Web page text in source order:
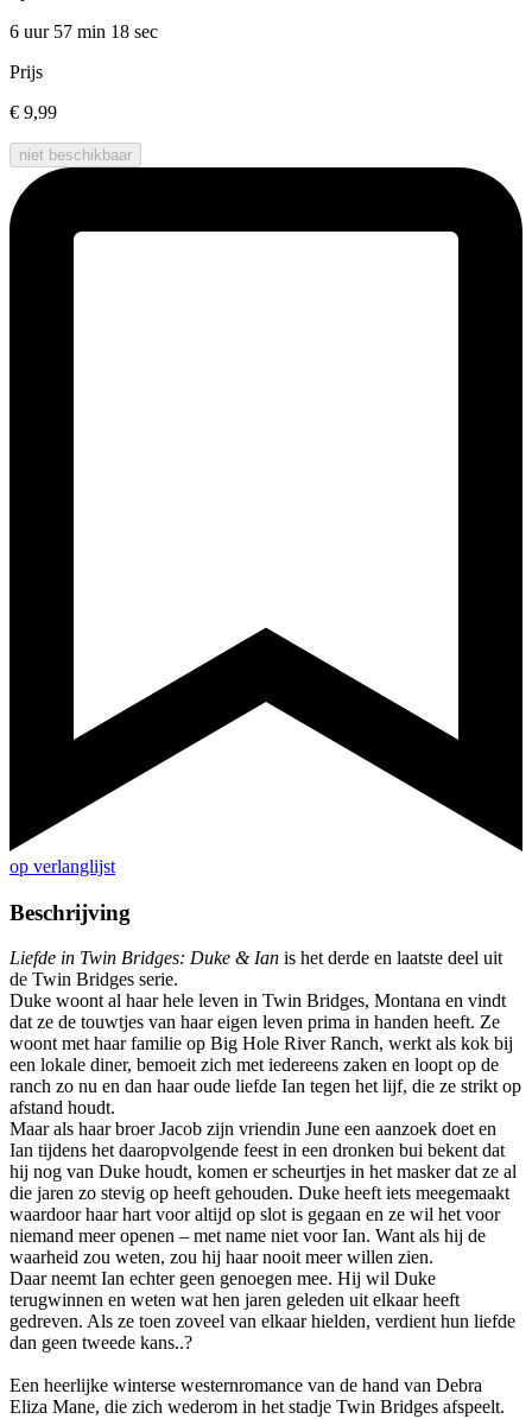
6 uur 57 min 18 sec
Prijs
€ 9,99
niet beschikbaar
op verlanglijst
Beschrijving
Liefde in Twin Bridges: Duke & Ian is het derde en laatste deel uit
de Twin Bridges serie.
Duke woont al haar hele leven in Twin Bridges, Montana en vindt
dat ze de touwtjes van haar eigen leven prima in handen heeft. Ze
woont met haar familie op Big Hole River Ranch, werkt als kok bij
een lokale diner, bemoeit zich met iedereens zaken en loopt op de
ranch zo nu en dan haar oude liefde Ian tegen het lijf, die ze strikt op
afstand houdt.
Maar als haar broer Jacob zijn vriendin June een aanzoek doet en
Ian tijdens het daaropvolgende feest in een dronken bui bekent dat
hij nog van Duke houdt, komen er scheurtjes in het masker dat ze al
die jaren zo stevig op heeft gehouden. Duke heeft iets meegemaakt
waardoor haar hart voor altijd op slot is gegaan en ze wil het voor
niemand meer openen – met name niet voor Ian. Want als hij de
waarheid zou weten, zou hij haar nooit meer willen zien.
Daar neemt Ian echter geen genoegen mee. Hij wil Duke
terugwinnen en weten wat hen jaren geleden uit elkaar heeft
gedreven. Als ze toen zoveel van elkaar hielden, verdient hun liefde
dan geen tweede kans..?
Een heerlijke winterse westernromance van de hand van Debra
Eliza Mane, die zich wederom in het stadje Twin Bridges afspeelt.